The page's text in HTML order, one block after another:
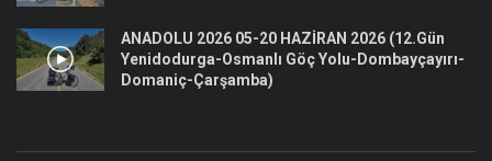
ANADOLU 2026 05-20 HAZİRAN 2026 (12.Gün
Yenidodurga-Osmanlı Göç Yolu-Dombayçayırı-
Domaniç-Çarşamba)